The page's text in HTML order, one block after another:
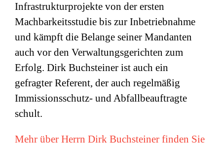
Infrastrukturprojekte von der ersten
Machbarkeitsstudie bis zur Inbetriebnahme
und kämpft die Belange seiner Mandanten
auch vor den Verwaltungsgerichten zum
Erfolg. Dirk Buchsteiner ist auch ein
gefragter Referent, der auch regelmäßig
Immissionsschutz- und Abfallbeauftragte
schult.
Mehr über Herrn Dirk Buchsteiner finden Sie